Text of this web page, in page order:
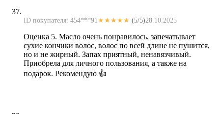
ID покупателя: 454***91 ★★★★★ (5/5)28.10.2025
Оценка 5. Масло очень понравилось, запечатывает
сухие кончики волос, волос по всей длине не пушится,
но и не жирный. Запах приятный, ненавязчивый.
Приобрела для личного пользования, а также на
подарок. Рекомендую 👍